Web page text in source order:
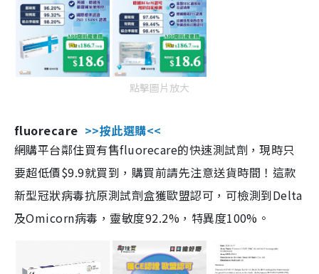
點擊圖片放大
fluorecare >>按此選購<<
網購平台鄰住買有售fluorecare的快速測試劑，現時只
要超低價$9.9就買到，購買前請先注意送貨時間！這款
新型冠狀病毒抗原測試劑盒獲歐盟認可，可檢測到Delta
及Omicorn病毒，靈敏度92.2%，特異度100%。